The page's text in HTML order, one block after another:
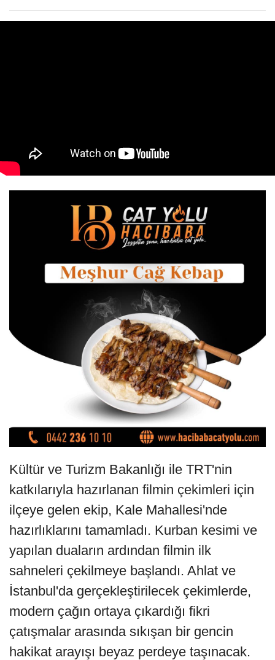
Kültür ve Turizm Bakanlığı ile TRT'nin
katkılarıyla hazırlanan filmin çekimleri için
ilçeye gelen ekip, Kale Mahallesi'nde
hazırlıklarını tamamladı. Kurban kesimi ve
yapılan duaların ardından filmin ilk
sahneleri çekilmeye başlandı. Ahlat ve
İstanbul'da gerçekleştirilecek çekimlerde,
modern çağın ortaya çıkardığı fikri
çatışmalar arasında sıkışan bir gencin
hakikat arayışı beyaz perdeye taşınacak.